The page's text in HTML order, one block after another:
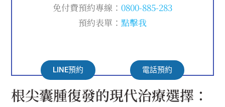
免付費預約專線： 0800-885-283
預約表單： 點擊我
LINE預約 電話預約
根尖囊腫復發的現代治療選擇：